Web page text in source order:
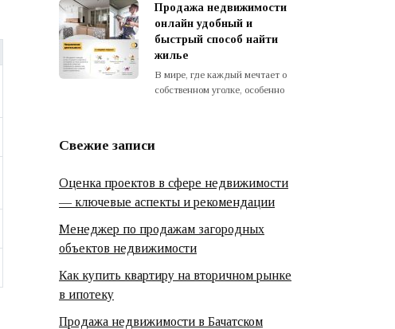
Продажа недвижимости
онлайн удобный и
быстрый способ найти
жилье
В мире, где каждый мечтает о
собственном уголке, особенно
Свежие записи
Оценка проектов в сфере недвижимости
— ключевые аспекты и рекомендации
Менеджер по продажам загородных
объектов недвижимости
Как купить квартиру на вторичном рынке
в ипотеку
Продажа недвижимости в Бачатском